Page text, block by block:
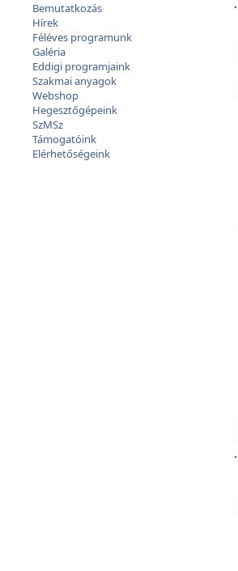
Bemutatkozás
Hírek
Féléves programunk
Galéria
Eddigi programjaink
Szakmai anyagok
Webshop
Hegesztőgépeink
SzMSz
Támogatóink
Elérhetőségeink